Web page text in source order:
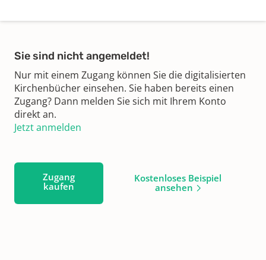
Sie sind nicht angemeldet!
Nur mit einem Zugang können Sie die digitalisierten
Kirchenbücher einsehen. Sie haben bereits einen
Zugang? Dann melden Sie sich mit Ihrem Konto
direkt an.
Jetzt anmelden
Zugang
kaufen
Kostenloses Beispiel
ansehen